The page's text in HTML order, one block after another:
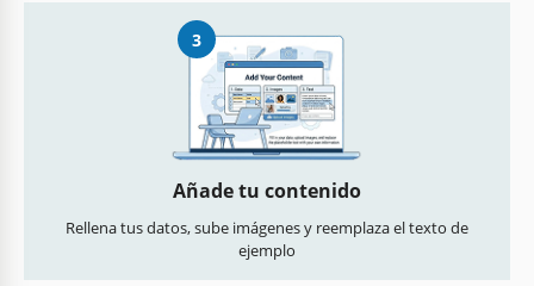
3
Añade tu contenido
Rellena tus datos, sube imágenes y reemplaza el texto de
ejemplo